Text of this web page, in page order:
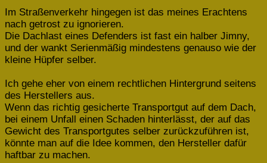
Im Straßenverkehr hingegen ist das meines Erachtens
nach getrost zu ignorieren.
Die Dachlast eines Defenders ist fast ein halber Jimny,
und der wankt Serienmäßig mindestens genauso wie der
kleine Hüpfer selber.
Ich gehe eher von einem rechtlichen Hintergrund seitens
des Herstellers aus.
Wenn das richtig gesicherte Transportgut auf dem Dach,
bei einem Unfall einen Schaden hinterlässt, der auf das
Gewicht des Transportgutes selber zurückzuführen ist,
könnte man auf die Idee kommen, den Hersteller dafür
haftbar zu machen.